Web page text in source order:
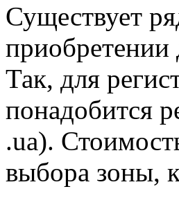
Существует
приобретении
Так, для
понадобится
.ua).
выбора зоны,